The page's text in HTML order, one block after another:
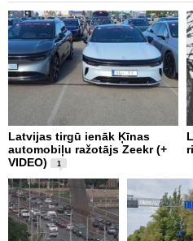
Latvijas tirgū ienāk Ķīnas
automobiļu ražotājs Zeekr (+
VIDEO)
1